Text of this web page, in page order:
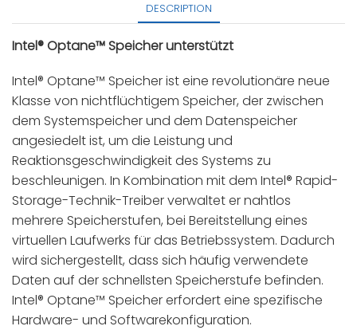
DESCRIPTION
Intel® Optane™ Speicher unterstützt
Intel® Optane™ Speicher ist eine revolutionäre neue
Klasse von nichtflüchtigem Speicher, der zwischen
dem Systemspeicher und dem Datenspeicher
angesiedelt ist, um die Leistung und
Reaktionsgeschwindigkeit des Systems zu
beschleunigen. In Kombination mit dem Intel® Rapid-
Storage-Technik-Treiber verwaltet er nahtlos
mehrere Speicherstufen, bei Bereitstellung eines
virtuellen Laufwerks für das Betriebssystem. Dadurch
wird sichergestellt, dass sich häufig verwendete
Daten auf der schnellsten Speicherstufe befinden.
Intel® Optane™ Speicher erfordert eine spezifische
Hardware- und Softwarekonfiguration.